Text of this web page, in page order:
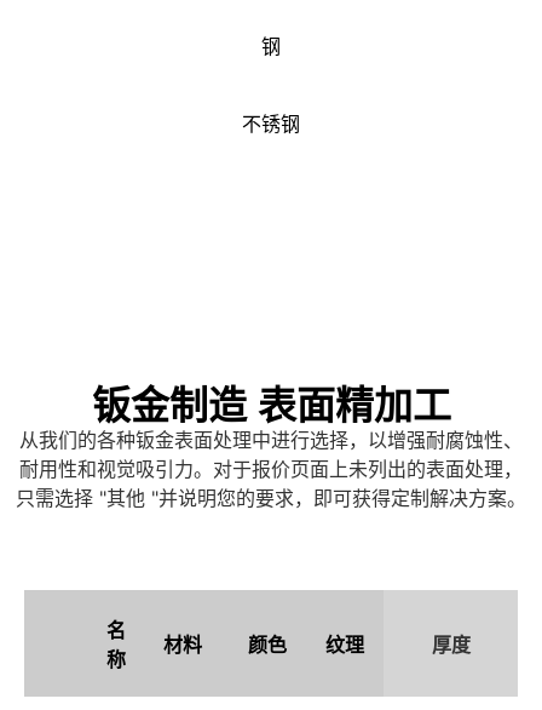
钢
不锈钢
钣金制造 表面精加工
从我们的各种钣金表面处理中进行选择，以增强耐腐蚀性、
耐用性和视觉吸引力。对于报价页面上未列出的表面处理，
只需选择 "其他 "并说明您的要求，即可获得定制解决方案。
名
称
材料 颜色 纹理 厚度